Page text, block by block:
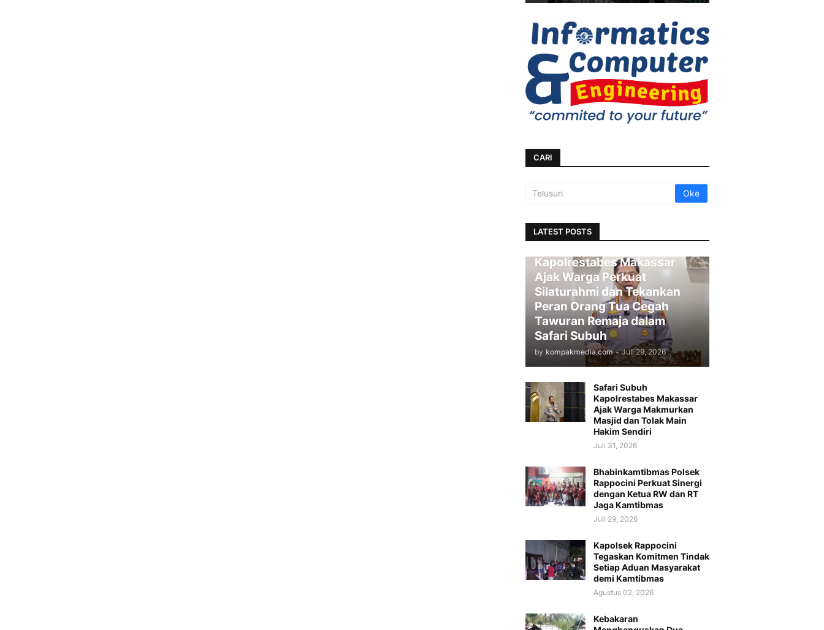
CARI
LATEST POSTS
Kapolrestabes Makassar
Ajak Warga Perkuat
Silaturahmi dan Tekankan
Peran Orang Tua Cegah
Tawuran Remaja dalam
Safari Subuh
by kompakmedia.com - Juli 29, 2026
Safari Subuh
Kapolrestabes Makassar
Ajak Warga Makmurkan
Masjid dan Tolak Main
Hakim Sendiri
Juli 31, 2026
Bhabinkamtibmas Polsek
Rappocini Perkuat Sinergi
dengan Ketua RW dan RT
Jaga Kamtibmas
Juli 29, 2026
Kapolsek Rappocini
Tegaskan Komitmen Tindak
Setiap Aduan Masyarakat
demi Kamtibmas
Agustus 02, 2026
Kebakaran